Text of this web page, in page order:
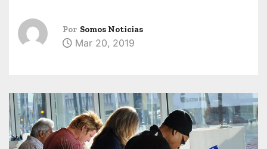
Por Somos Noticias
Mar 20, 2019